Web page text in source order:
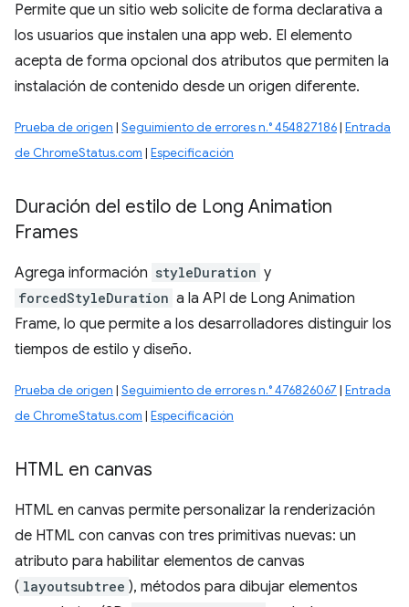
Permite que un sitio web solicite de forma declarativa a
los usuarios que instalen una app web. El elemento
acepta de forma opcional dos atributos que permiten la
instalación de contenido desde un origen diferente.
Prueba de origen | Seguimiento de errores n.° 454827186| Entrada
de ChromeStatus.com | Especificación
Duración del estilo de Long Animation
Frames
Agrega información styleDuration y
forcedStyleDuration a la API de Long Animation
Frame, lo que permite a los desarrolladores distinguir los
tiempos de estilo y diseño.
Prueba de origen | Seguimiento de errores n.° 476826067 | Entrada
de ChromeStatus.com | Especificación
HTML en canvas
HTML en canvas permite personalizar la renderización
de HTML con canvas con tres primitivas nuevas: un
atributo para habilitar elementos de canvas
( layoutsubtree ), métodos para dibujar elementos